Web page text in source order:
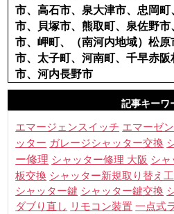
市、高石市、泉大津市、忠岡町
市、貝塚市、熊取町、泉佐野
市、岬町、（南河内地域）松
市、太子町、河南町、千早赤
市、河内長野市
記事キーワ
エマージェンスイッチ エマーゼ
ッター ガレージシャッター交換
ー修理 シャッター修理 大阪 シャ
板交換 シャッター新規取り替え
シャッター鍵 シャッター鍵交換
ダブり直し リモコン装置 一点式